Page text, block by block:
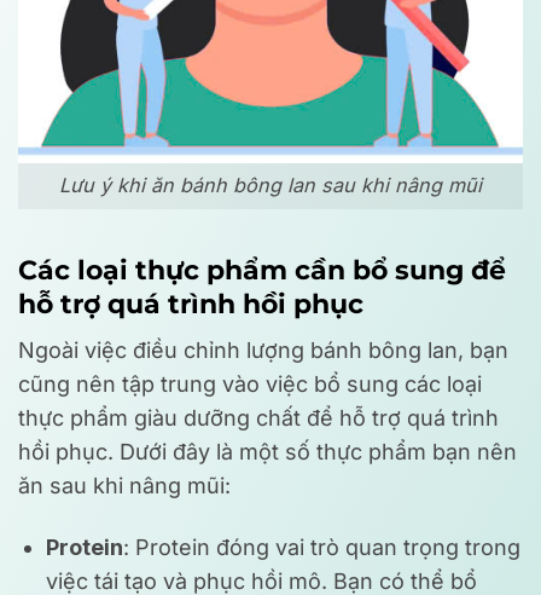
Lưu ý khi ăn bánh bông lan sau khi nâng mũi
Các loại thực phẩm cần bổ sung để
hỗ trợ quá trình hồi phục
Ngoài việc điều chỉnh lượng bánh bông lan, bạn
cũng nên tập trung vào việc bổ sung các loại
thực phẩm giàu dưỡng chất để hỗ trợ quá trình
hồi phục. Dưới đây là một số thực phẩm bạn nên
ăn sau khi nâng mũi:
Protein: Protein đóng vai trò quan trọng trong
việc tái tạo và phục hồi mô. Bạn có thể bổ